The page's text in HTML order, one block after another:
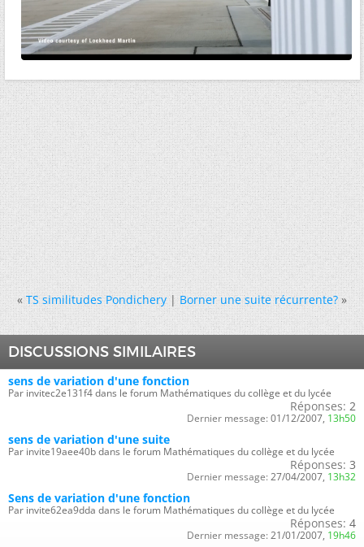
« TS similitudes Pondichery|Borner une suite récurrente? »
DISCUSSIONS SIMILAIRES
sens de variation d'une fonction
Par invitec2e131f4 dans le forum Mathématiques du collège et du lycée
Réponses: 2
Dernier message: 01/12/2007, 13h50
sens de variation d'une suite
Par invite19aee40b dans le forum Mathématiques du collège et du lycée
Réponses: 3
Dernier message: 27/04/2007, 13h32
Sens de variation d'une fonction
Par invite62ea9dda dans le forum Mathématiques du collège et du lycée
Réponses: 4
Dernier message: 21/01/2007, 19h46